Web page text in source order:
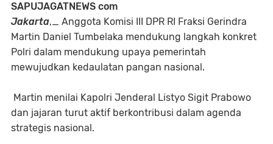
SAPUJAGATNEWS com
Jakarta,_ Anggota Komisi III DPR RI Fraksi Gerindra
Martin Daniel Tumbelaka mendukung langkah konkret
Polri dalam mendukung upaya pemerintah
mewujudkan kedaulatan pangan nasional.
Martin menilai Kapolri Jenderal Listyo Sigit Prabowo
dan jajaran turut aktif berkontribusi dalam agenda
strategis nasional.